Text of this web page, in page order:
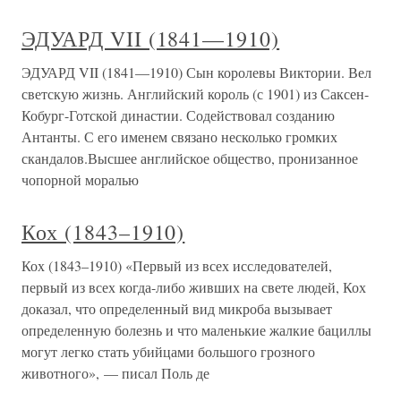
ЭДУАРД VII (1841—1910)
ЭДУАРД VII (1841—1910) Сын королевы Виктории. Вел
светскую жизнь. Английский король (с 1901) из Саксен-
Кобург-Готской династии. Содействовал созданию
Антанты. С его именем связано несколько громких
скандалов.Высшее английское общество, пронизанное
чопорной моралью
Кох (1843–1910)
Кох (1843–1910) «Первый из всех исследователей,
первый из всех когда-либо живших на свете людей, Кох
доказал, что определенный вид микроба вызывает
определенную болезнь и что маленькие жалкие бациллы
могут легко стать убийцами большого грозного
животного», — писал Поль де